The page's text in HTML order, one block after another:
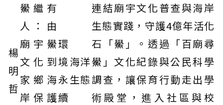
楊
明
哲
鱟繼有
人：由
廟宇鱟
文化到
家鄉海
岸保護
環
境
永
續
海洋
生態
連結廟宇文化普查與海岸
生態實踐，守護4億年活化
石「鱟」。透過「百廟尋
鱟」文化紀錄與公民科學
調查，讓保育行動走出學
術殿堂，進入社區與校